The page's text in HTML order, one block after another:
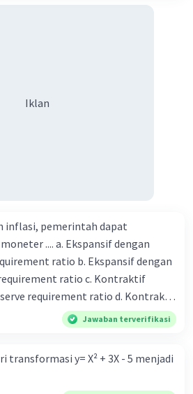
A. Rp2.540.000 C. Rp2.312.000 B.
Iklan
inflasi, pemerintah dapat
.... a. Ekspansif dengan
ratio b. Ekspansif dengan
ratio c. Kontraktif
requirement ratio d. Kontraktif
requirement ratio e.
tingkat diskonto Bila Bank
a. Menimbulkan inflasi di mana
beredar (penawaran uang) naik
Jawaban terverifikasi
y= X² + 3X - 5 menjadi